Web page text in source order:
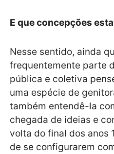
E que concepções
Nesse sentido, ainda
frequentemente parte
pública e coletiva
uma espécie de
também entendê-la
chegada de ideias e
volta do final dos anos
de se configurarem